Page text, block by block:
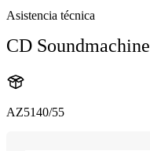
Asistencia técnica
CD Soundmachine
AZ5140/55